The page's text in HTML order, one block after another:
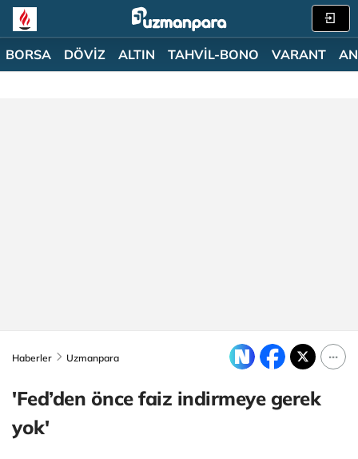
BORSA DÖVİZ ALTIN TAHVİL-BONO VARANT
Haberler Uzmanpara
'Fed’den önce faiz indirmeye gerek
yok'